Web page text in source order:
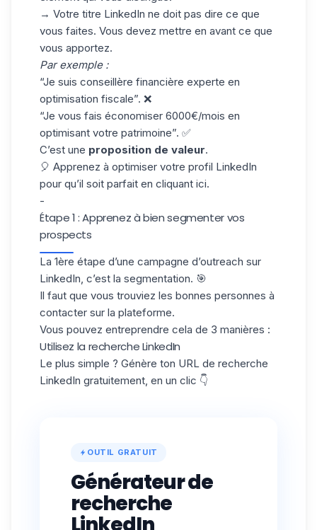
→ Votre titre LinkedIn ne doit pas dire ce que
vous faites. Vous devez mettre en avant ce que
vous apportez.
Par exemple :
“Je suis conseillère financière experte en
optimisation fiscale”. ❌
“Je vous fais économiser 6000€/mois en
optimisant votre patrimoine”. ✅
C’est une proposition de valeur.
🎈 Apprenez à optimiser votre profil LinkedIn
pour qu’il soit parfait en cliquant ici.
-
Étape 1 : Apprenez à bien segmenter vos
prospects
La 1ère étape d’une campagne d’outreach sur
LinkedIn, c’est la segmentation. 🎯
Il faut que vous trouviez les bonnes personnes à
contacter sur la plateforme.
Vous pouvez entreprendre cela de 3 manières :
Utilisez la recherche LinkedIn
Le plus simple ? Génère ton URL de recherche
LinkedIn gratuitement, en un clic 👇
OUTIL GRATUIT
Générateur de
recherche